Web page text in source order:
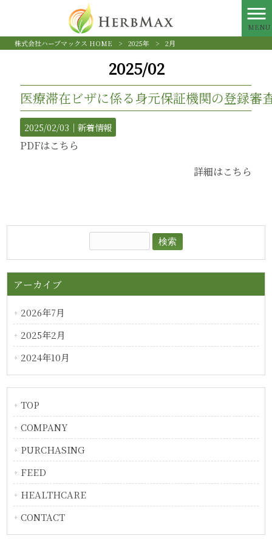
MENU
株式会社ハーブマックス HOME
> 2025年 > 2月
2025/02
医療滞在ビザに係る身元保証機関の登録審
2025/02/03｜新着情報
PDFはこちら
詳細はこちら
アーカイブ
2026年7月
2025年2月
2024年10月
TOP
COMPANY
PURCHASING
FEED
HEALTHCARE
CONTACT